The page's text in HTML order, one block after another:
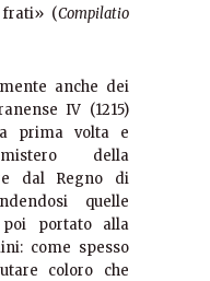
frati» (Compilatio
anche dei
IV (1215)
prima volta e
della
dal Regno di
quelle
poi portato alla
come spesso
coloro che